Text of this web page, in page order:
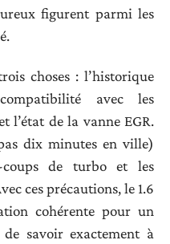
figurent parmi les
choses : l’historique
avec les
l’état de la vanne EGR.
dix minutes en ville)
de turbo et les
ces précautions, le 1.6
cohérente pour un
savoir exactement à